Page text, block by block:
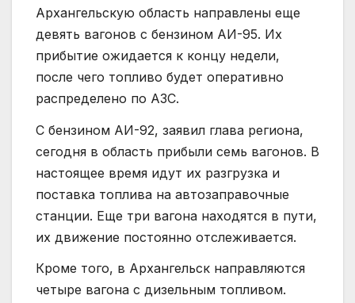
Архангельскую область направлены еще
девять вагонов с бензином АИ-95. Их
прибытие ожидается к концу недели,
после чего топливо будет оперативно
распределено по АЗС.
С бензином АИ-92, заявил глава региона,
сегодня в область прибыли семь вагонов. В
настоящее время идут их разгрузка и
поставка топлива на автозаправочные
станции. Еще три вагона находятся в пути,
их движение постоянно отслеживается.
Кроме того, в Архангельск направляются
четыре вагона с дизельным топливом.